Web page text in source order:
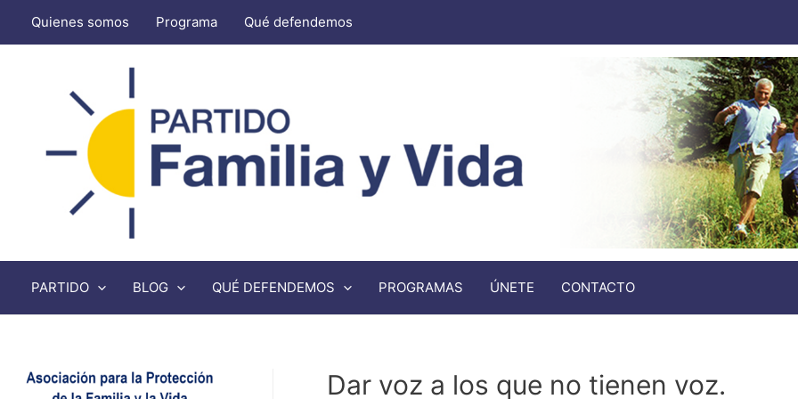
Quienes somos Programa Qué defendemos
PARTIDO BLOG QUÉ DEFENDEMOS PROGRAMAS ÚNETE CONTACTO
Dar voz a los que no tienen voz.